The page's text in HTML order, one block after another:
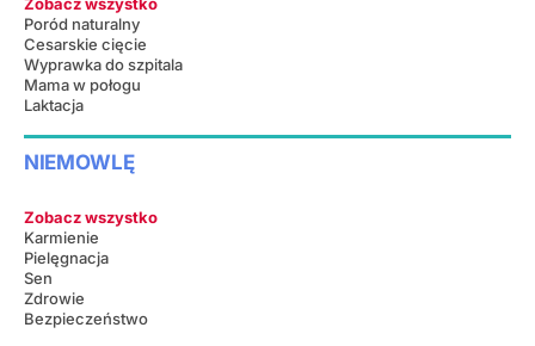
Poród naturalny
Cesarskie cięcie
Wyprawka do szpitala
Mama w połogu
Laktacja
NIEMOWLĘ
Zobacz wszystko
Karmienie
Pielęgnacja
Sen
Zdrowie
Bezpieczeństwo